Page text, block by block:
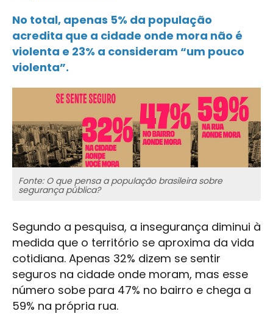
No total, apenas 5% da população
acredita que a cidade onde mora não é
violenta e 23% a consideram “um pouco
violenta”.
Fonte: O que pensa a população brasileira sobre
segurança pública?
Segundo a pesquisa, a insegurança diminui à
medida que o território se aproxima da vida
cotidiana. Apenas 32% dizem se sentir
seguros na cidade onde moram, mas esse
número sobe para 47% no bairro e chega a
59% na própria rua.